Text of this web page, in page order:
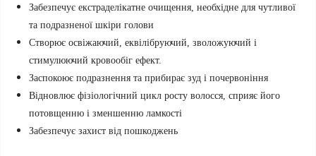
Забезпечує екстраделікатне очищення, необхідне для чутливої ​​
та подразненої шкіри голови
Створює освіжаючий, еквілібруючий, зволожуючий і
стимулюючий кровообіг ефект.
Заспокоює подразнення та прибирає зуд і почервоніння
Відновлює фізіологічний цикл росту волосся, сприяє його
потовщенню і зменшенню ламкості
Забезпечує захист від пошкоджень